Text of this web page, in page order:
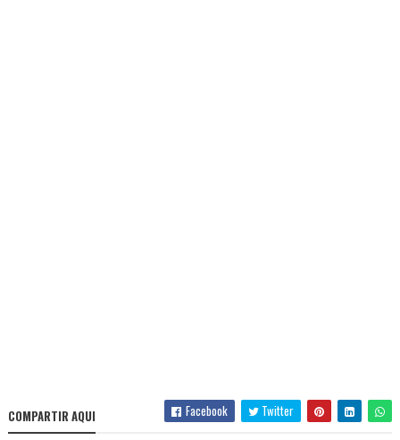
COMPARTIR AQUI Facebook Twitter